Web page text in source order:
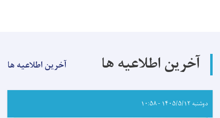
آخرین اطلاعیه ها آخرین اطلاعیه ها
دوشنبه ۱۴۰۵/۵/۱۲ - ۱۰:۵۸